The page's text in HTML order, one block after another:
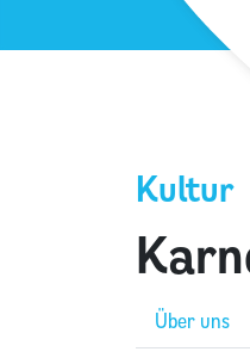
Kultur
Über uns